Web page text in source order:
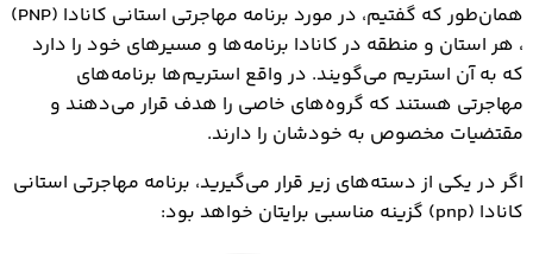
همان‌طور که گفتیم، در مورد برنامه مهاجرتي استاني کانادا (PNP)
، هر استان و منطقه در کانادا برنامه‌ها و مسیرهای خود را دارد
که به آن استریم می‎‌گویند. در واقع استریم‌ها برنامه‌های
مهاجرتی هستند که گروه‌های خاصی را هدف قرار می‌دهند و
مقتضیات مخصوص به خودشان را دارند.
اگر در یکی از دسته‌های زیر قرار می‌گیرید، برنامه مهاجرتی استانی
کانادا (pnp) گزینه مناسبی برایتان خواهد بود: